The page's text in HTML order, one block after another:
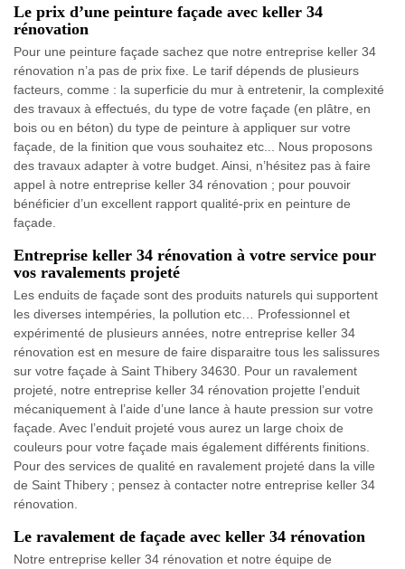
Le prix d’une peinture façade avec keller 34
rénovation
Pour une peinture façade sachez que notre entreprise keller 34
rénovation n’a pas de prix fixe. Le tarif dépends de plusieurs
facteurs, comme : la superficie du mur à entretenir, la complexité
des travaux à effectués, du type de votre façade (en plâtre, en
bois ou en béton) du type de peinture à appliquer sur votre
façade, de la finition que vous souhaitez etc... Nous proposons
des travaux adapter à votre budget. Ainsi, n’hésitez pas à faire
appel à notre entreprise keller 34 rénovation ; pour pouvoir
bénéficier d’un excellent rapport qualité-prix en peinture de
façade.
Entreprise keller 34 rénovation à votre service pour
vos ravalements projeté
Les enduits de façade sont des produits naturels qui supportent
les diverses intempéries, la pollution etc… Professionnel et
expérimenté de plusieurs années, notre entreprise keller 34
rénovation est en mesure de faire disparaitre tous les salissures
sur votre façade à Saint Thibery 34630. Pour un ravalement
projeté, notre entreprise keller 34 rénovation projette l’enduit
mécaniquement à l’aide d’une lance à haute pression sur votre
façade. Avec l’enduit projeté vous aurez un large choix de
couleurs pour votre façade mais également différents finitions.
Pour des services de qualité en ravalement projeté dans la ville
de Saint Thibery ; pensez à contacter notre entreprise keller 34
rénovation.
Le ravalement de façade avec keller 34 rénovation
Notre entreprise keller 34 rénovation et notre équipe de